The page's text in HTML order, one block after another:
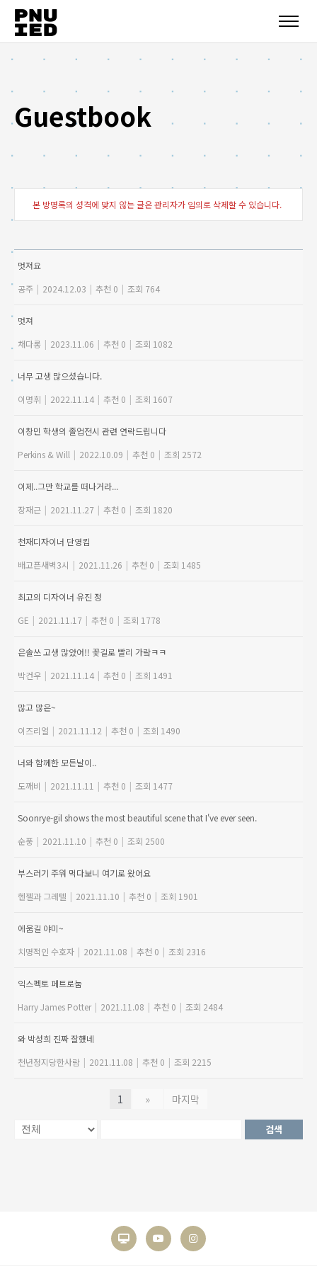
Guestbook
본 방명록의 성격에 맞지 않는 글은 관리자가 임의로 삭제할 수 있습니다.
멋져요
공주 | 2024.12.03 | 추천 0 | 조회 764
멋져
채다롱 | 2023.11.06 | 추천 0 | 조회 1082
너무 고생 많으셨습니다.
이명휘 | 2022.11.14 | 추천 0 | 조회 1607
이창민 학생의 졸업전시 관련 연락드립니다
Perkins & Will | 2022.10.09 | 추천 0 | 조회 2572
이제..그만 학교를 떠나거라...
장재근 | 2021.11.27 | 추천 0 | 조회 1820
천재디자이너 단영킴
배고픈새벽3시 | 2021.11.26 | 추천 0 | 조회 1485
최고의 디자이너 유진 정
GE | 2021.11.17 | 추천 0 | 조회 1778
은솔쓰 고생 많았어!! 꽃길로 빨리 가랔ㅋㅋ
박건우 | 2021.11.14 | 추천 0 | 조회 1491
많고 많은~
이즈리얼 | 2021.11.12 | 추천 0 | 조회 1490
너와 함께한 모든날이..
도깨비 | 2021.11.11 | 추천 0 | 조회 1477
Soonrye-gil shows the most beautiful scene that I've ever seen.
순풍 | 2021.11.10 | 추천 0 | 조회 2500
부스러기 주워 먹다보니 여기로 왔어요
헨젤과 그레텔 | 2021.11.10 | 추천 0 | 조회 1901
에움길 야미~
치명적인 수호자 | 2021.11.08 | 추천 0 | 조회 2316
익스펙토 페트로눔
Harry James Potter | 2021.11.08 | 추천 0 | 조회 2484
와 박성희 진짜 잘헀네
천년정지당한사람 | 2021.11.08 | 추천 0 | 조회 2215
1 » 마지막
검색